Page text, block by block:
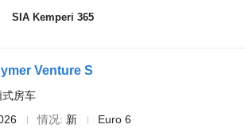
SIA Kemperi 365
Venture S
式房车
情况 新
Euro 6